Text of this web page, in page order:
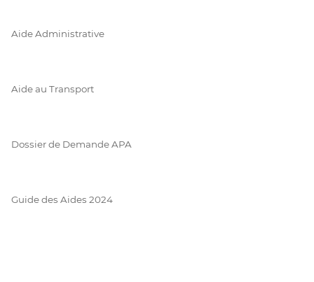
Aide Administrative
Aide au Transport
Dossier de Demande APA
Guide des Aides 2024